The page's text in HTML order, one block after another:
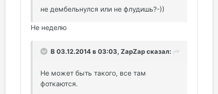
не дембельнулся или не флудишь?-))
Не неделю
В 03.12.2014 в 03:03, ZapZap сказал:
Не может быть такого, все там
фоткаются.